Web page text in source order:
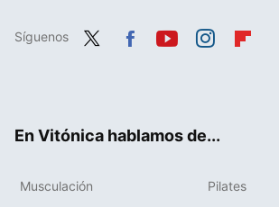
Síguenos
En Vitónica hablamos de...
Musculación Pilates